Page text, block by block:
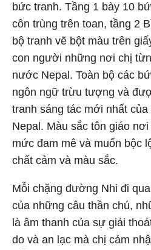
bức tranh. Tầng 1 bày 10
côn trùng trên toan, tầng 2
bộ tranh vẽ bột màu trên
con người những nơi chị
nước Nepal. Toàn bộ các
ngôn ngữ trừu tượng và
tranh sáng tác mới nhất
Nepal. Màu sắc tôn giáo
mức đam mê và muốn bộc
chất cảm và màu sắc.
Mỗi chặng đường Nhi đi
của những câu thần chú,
là âm thanh của sự giải
do và an lạc mà chị cảm